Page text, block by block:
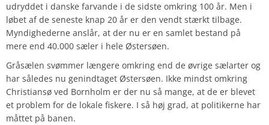
udryddet i danske farvande i de sidste omkring 100 år. Men i
løbet af de seneste knap 20 år er den vendt stærkt tilbage.
Myndighederne anslår, at der nu er en samlet bestand på
mere end 40.000 sæler i hele Østersøen.
Gråsælen svømmer længere omkring end de øvrige sælarter og
har således nu genindtaget Østersøen. Ikke mindst omkring
Christiansø ved Bornholm er der nu så mange, at de er blevet
et problem for de lokale fiskere. I så høj grad, at politikerne har
måttet på banen.